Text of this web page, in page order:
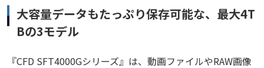
大容量データもたっぷり保存可能な、最大4T
Bの3モデル
『CFD SFT4000Gシリーズ』は、動画ファイルやRAW画像